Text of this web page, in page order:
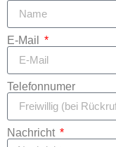
E-Mail
Telefonnumer
Nachricht